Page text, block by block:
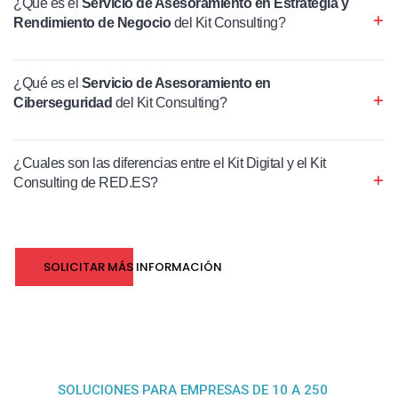
¿Qué es el Servicio de Asesoramiento en Estrategia y
Rendimiento de Negociodel Kit Consulting?
¿Qué es el Servicio de Asesoramiento en
Ciberseguridad del Kit Consulting?
¿Cuales son las diferencias entre el Kit Digital y el Kit
Consulting de RED.ES?
SOLICITAR MÁS INFORMACIÓN
SOLUCIONES PARA EMPRESAS DE 10 A 250